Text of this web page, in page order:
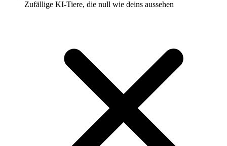
Zufällige KI-Tiere, die null wie deins aussehen